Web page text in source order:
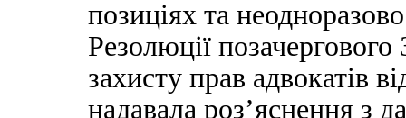
позиціях та
Резолюції
захисту прав адвокатів
надавала роз’яснення з